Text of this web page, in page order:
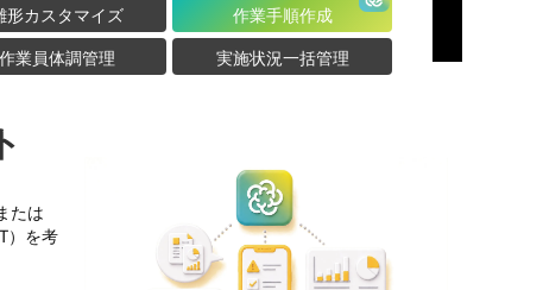
形カスタマイズ
作業手順作成
作業員体調管理
実施状況一括管理
たは
）を考